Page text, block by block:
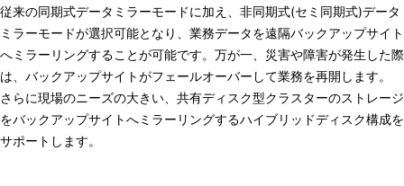
従来の同期式データミラーモードに加え、非同期式(セミ同期式)データ
ミラーモードが選択可能となり、業務データを遠隔バックアップサイト
へミラーリングすることが可能です。万が一、災害や障害が発生した際
は、バックアップサイトがフェールオーバーして業務を再開します。
さらに現場のニーズの大きい、共有ディスク型クラスターのストレージ
をバックアップサイトへミラーリングするハイブリッドディスク構成を
サポートします。